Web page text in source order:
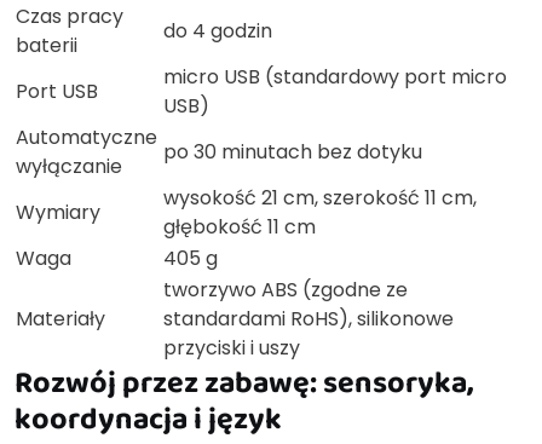
Czas pracy
baterii
do 4 godzin
Port USB
micro USB (standardowy port micro
USB)
Automatyczne
wyłączanie
po 30 minutach bez dotyku
Wymiary
wysokość 21 cm, szerokość 11 cm,
głębokość 11 cm
Waga
405 g
Materiały
tworzywo ABS (zgodne ze
standardami RoHS), silikonowe
przyciski i uszy
Rozwój przez zabawę: sensoryka,
koordynacja i język